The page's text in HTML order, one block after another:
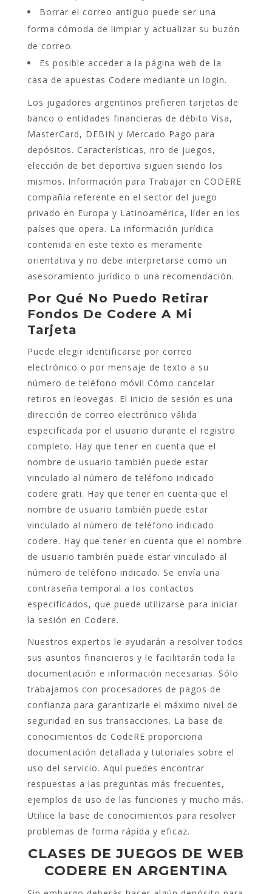
Borrar el correo antiguo puede ser una
forma cómoda de limpiar y actualizar su buzón
de correo.
Es posible acceder a la página web de la
casa de apuestas Codere mediante un login.
Los jugadores argentinos prefieren tarjetas de
banco o entidades financieras de débito Visa,
MasterCard, DEBIN y Mercado Pago para
depósitos. Características, nro de juegos,
elección de bet deportiva siguen siendo los
mismos. Información para Trabajar en CODERE
compañía referente en el sector del juego
privado en Europa y Latinoamérica, líder en los
países que opera. La información jurídica
contenida en este texto es meramente
orientativa y no debe interpretarse como un
asesoramiento jurídico o una recomendación.
Por Qué No Puedo Retirar
Fondos De Codere A Mi
Tarjeta
Puede elegir identificarse por correo
electrónico o por mensaje de texto a su
número de teléfono móvil Cómo cancelar
retiros en leovegas. El inicio de sesión es una
dirección de correo electrónico válida
especificada por el usuario durante el registro
completo. Hay que tener en cuenta que el
nombre de usuario también puede estar
vinculado al número de teléfono indicado
codere grati. Hay que tener en cuenta que el
nombre de usuario también puede estar
vinculado al número de teléfono indicado
codere. Hay que tener en cuenta que el nombre
de usuario también puede estar vinculado al
número de teléfono indicado. Se envía una
contraseña temporal a los contactos
especificados, que puede utilizarse para iniciar
la sesión en Codere.
Nuestros expertos le ayudarán a resolver todos
sus asuntos financieros y le facilitarán toda la
documentación e información necesarias. Sólo
trabajamos con procesadores de pagos de
confianza para garantizarle el máximo nivel de
seguridad en sus transacciones. La base de
conocimientos de CodeRE proporciona
documentación detallada y tutoriales sobre el
uso del servicio. Aquí puedes encontrar
respuestas a las preguntas más frecuentes,
ejemplos de uso de las funciones y mucho más.
Utilice la base de conocimientos para resolver
problemas de forma rápida y eficaz.
CLASES DE JUEGOS DE WEB
CODERE EN ARGENTINA